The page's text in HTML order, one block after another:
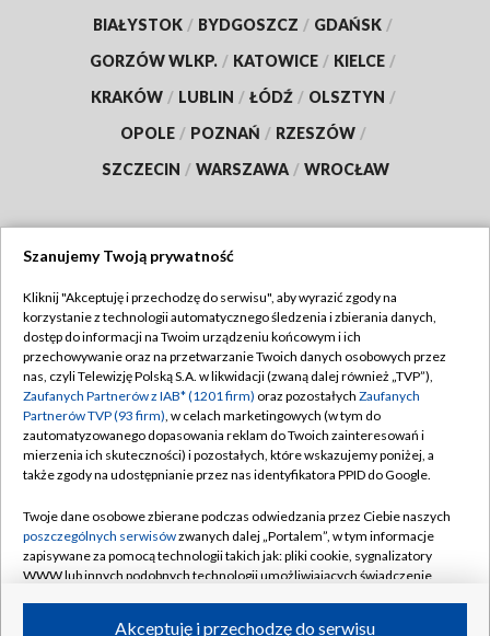
BIAŁYSTOK / BYDGOSZCZ / GDAŃSK /
GORZÓW WLKP. / KATOWICE / KIELCE /
KRAKÓW / LUBLIN / ŁÓDŹ / OLSZTYN /
OPOLE / POZNAŃ / RZESZÓW /
SZCZECIN / WARSZAWA / WROCŁAW
TVP
Abonament TVP
Emisja w TVP
Centrum informacji TVP
Naziemna Telewizja Cyfrowa
Rada Programowa
System NOS
Informacje o nadawcy
Regulamin TVP
Polityka prywatności
Moje zgody
Pomoc
Kontakt
Kanały
Szanujemy Twoją prywatność
Kliknij "Akceptuję i przechodzę do serwisu", aby wyrazić zgody na
korzystanie z technologii automatycznego śledzenia i zbierania danych,
dostęp do informacji na Twoim urządzeniu końcowym i ich
przechowywanie oraz na przetwarzanie Twoich danych osobowych przez
nas, czyli Telewizję Polską S.A. w likwidacji (zwaną dalej również „TVP”),
Zaufanych Partnerów z IAB* (1201 firm) oraz pozostałych Zaufanych
Partnerów TVP (93 firm), w celach marketingowych (w tym do
zautomatyzowanego dopasowania reklam do Twoich zainteresowań i
mierzenia ich skuteczności) i pozostałych, które wskazujemy poniżej, a
także zgody na udostępnianie przez nas identyfikatora PPID do Google.
Twoje dane osobowe zbierane podczas odwiedzania przez Ciebie naszych
poszczególnych serwisówzwanych dalej „Portalem”, w tym informacje
zapisywane za pomocą technologii takich jak: pliki cookie, sygnalizatory
WWW lub innych podobnych technologii umożliwiających świadczenie
Akceptuję i przechodzę do serwisu